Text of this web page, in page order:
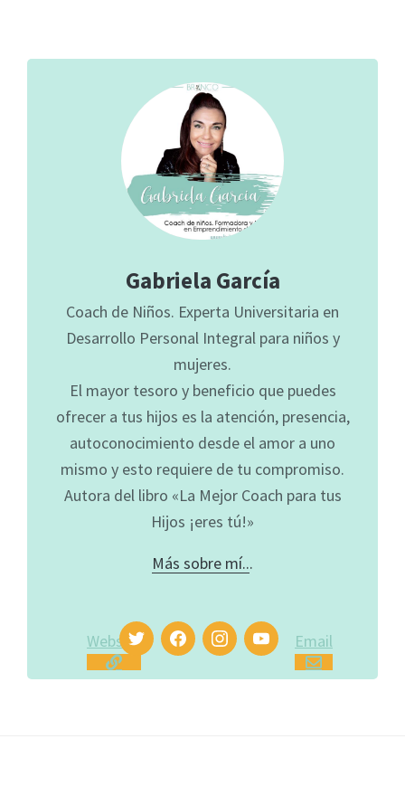
Gabriela García
Coach de Niños. Experta Universitaria en
Desarrollo Personal Integral para niños y
mujeres.
El mayor tesoro y beneficio que puedes
ofrecer a tus hijos es la atención, presencia,
autoconocimiento desde el amor a uno
mismo y esto requiere de tu compromiso.
Autora del libro «La Mejor Coach para tus
Hijos ¡eres tú!»
Más sobre mí...
Website Email